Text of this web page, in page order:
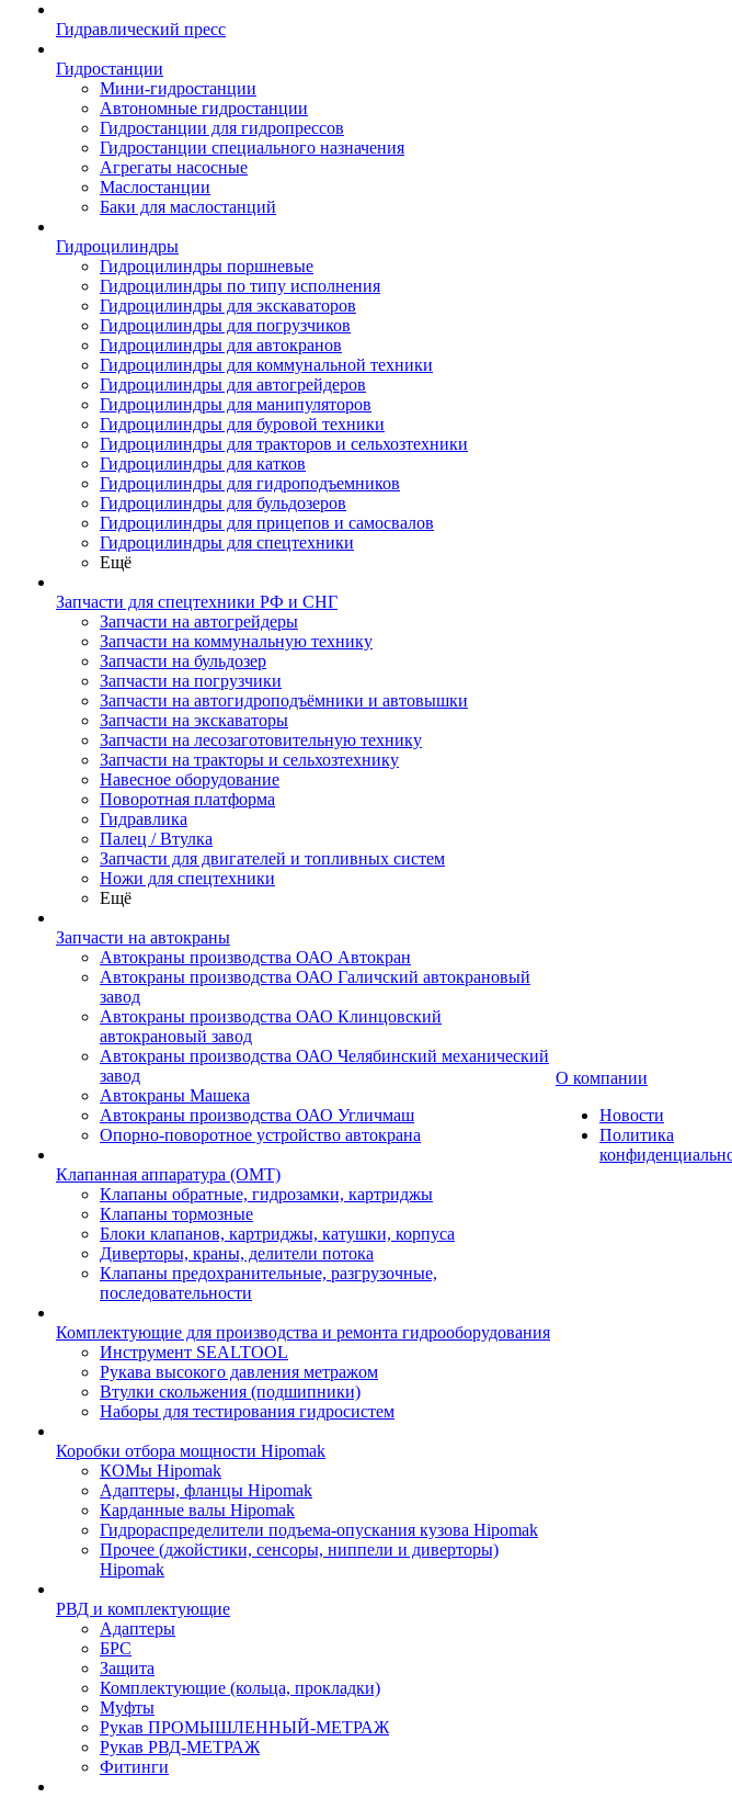
Гидравлический пресс
Гидростанции
Мини-гидростанции
Автономные гидростанции
Гидростанции для гидропрессов
Гидростанции специального назначения
Агрегаты насосные
Маслостанции
Баки для маслостанций
Гидроцилиндры
Гидроцилиндры поршневые
Гидроцилиндры по типу исполнения
Гидроцилиндры для экскаваторов
Гидроцилиндры для погрузчиков
Гидроцилиндры для автокранов
Гидроцилиндры для коммунальной техники
Гидроцилиндры для автогрейдеров
Гидроцилиндры для манипуляторов
Гидроцилиндры для буровой техники
Гидроцилиндры для тракторов и сельхозтехники
Гидроцилиндры для катков
Гидроцилиндры для гидроподъемников
Гидроцилиндры для бульдозеров
Гидроцилиндры для прицепов и самосвалов
Гидроцилиндры для спецтехники
Ещё
Запчасти для спецтехники РФ и СНГ
Запчасти на автогрейдеры
Запчасти на коммунальную технику
Запчасти на бульдозер
Запчасти на погрузчики
Запчасти на автогидроподъёмники и автовышки
Запчасти на экскаваторы
Запчасти на лесозаготовительную технику
Запчасти на тракторы и сельхозтехнику
Навесное оборудование
Поворотная платформа
Гидравлика
Палец / Втулка
Запчасти для двигателей и топливных систем
Ножи для спецтехники
Ещё
Запчасти на автокраны
Автокраны производства ОАО Автокран
Автокраны производства ОАО Галичский автокрановый
завод
Автокраны производства ОАО Клинцовский
автокрановый завод
Автокраны производства ОАО Челябинский механический
завод
Автокраны Машека
Автокраны производства ОАО Угличмаш
Опорно-поворотное устройство автокрана
Клапанная аппаратура (OMT)
Клапаны обратные, гидрозамки, картриджы
Клапаны тормозные
Блоки клапанов, картриджы, катушки, корпуса
Диверторы, краны, делители потока
Клапаны предохранительные, разгрузочные,
последовательности
Комплектующие для производства и ремонта гидрооборудования
Инструмент SEALTOOL
Рукава высокого давления метражом
Втулки скольжения (подшипники)
Наборы для тестирования гидросистем
Коробки отбора мощности Hipomak
КОМы Hipomak
Адаптеры, фланцы Hipomak
Карданные валы Hipomak
Гидрораспределители подъема-опускания кузова Hipomak
Прочее (джойстики, сенсоры, ниппели и диверторы)
Hipomak
РВД и комплектующие
Адаптеры
БРС
Защита
Комплектующие (кольца, прокладки)
Муфты
Рукав ПРОМЫШЛЕННЫЙ-МЕТРАЖ
Рукав РВД-МЕТРАЖ
Фитинги
О компании
Новости
Политика